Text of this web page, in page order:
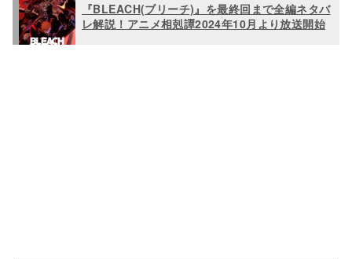
『BLEACH(ブリーチ)』を最終回まで全編ネタバ
レ解説！アニメ相剋譚2024年10月より放送開始